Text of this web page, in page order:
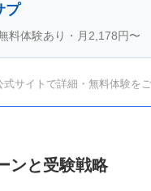
プ
料体験あり・月2,178円〜
サイトで詳細・無料体験を
ンと受験戦略